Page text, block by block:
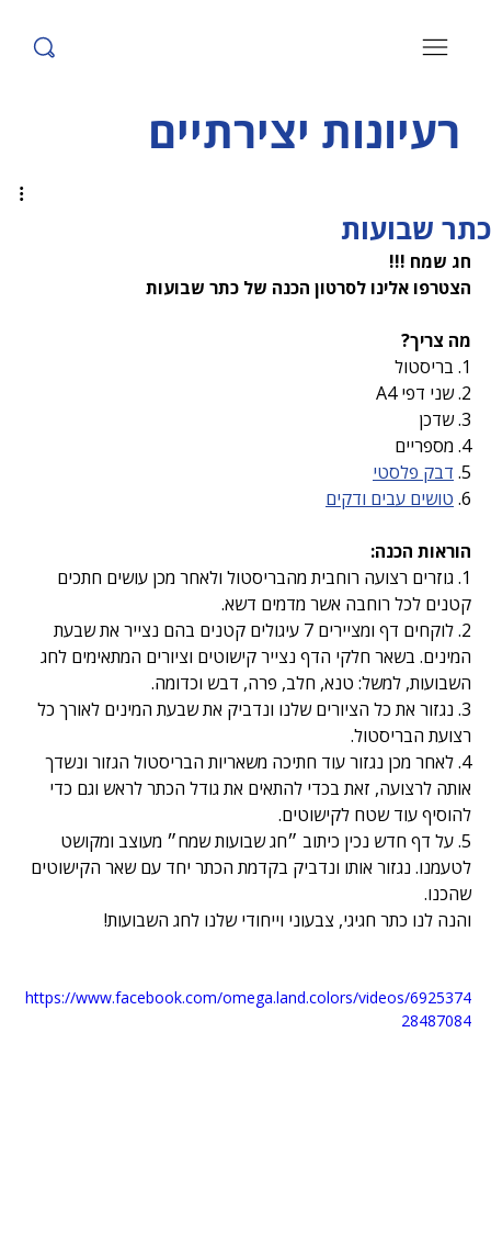
כתר שבועות
חג שמח !!!
הצטרפו אלינו לסרטון הכנה של כתר שבועות
מה צריך?
1. בריסטול
2. שני דפי A4
3. שדכן
4. מספריים
5. דבק פלסטי
6. טושים עבים ודקים
הוראות הכנה:
1. גוזרים רצועה רוחבית מהבריסטול ולאחר מכן עושים חתכים
קטנים לכל רוחבה אשר מדמים דשא.
2. לוקחים דף ומציירים 7 עיגולים קטנים בהם נצייר את שבעת
המינים. בשאר חלקי הדף נצייר קישוטים וציורים המתאימים לחג
השבועות, למשל: טנא, חלב, פרה, דבש וכדומה.
3. נגזור את כל הציורים שלנו ונדביק את שבעת המינים לאורך כל
רצועת הבריסטול.
4. לאחר מכן נגזור עוד חתיכה משאריות הבריסטול הגזור ונשדך
אותה לרצועה, זאת בכדי להתאים את גודל הכתר לראש וגם כדי
להוסיף עוד שטח לקישוטים.
5. על דף חדש נכין כיתוב ״חג שבועות שמח״ מעוצב ומקושט
לטעמנו. נגזור אותו ונדביק בקדמת הכתר יחד עם שאר הקישוטים
שהכנו.
והנה לנו כתר חגיגי, צבעוני וייחודי שלנו לחג השבועות!
https://www.facebook.com/omega.land.colors/videos/6925374
28487084
רעיונות יצירתיים